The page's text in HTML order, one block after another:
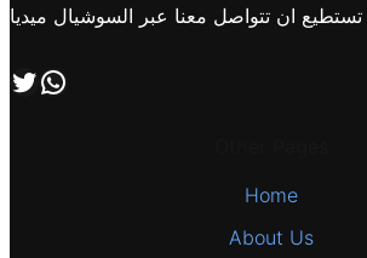
تستطيع ان تتواصل معنا عبر السوشيال ميديا
تابعنا علي صفحة التويتر اتصل بنا علي طريق الوتساب
Home
About Us